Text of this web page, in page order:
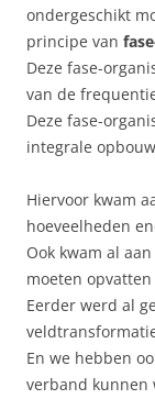
ondergeschikt
principe van
Deze fase-
van de
Deze fase-
integrale
Hiervoor kwam
hoeveelheden
Ook kwam al
moeten
Eerder werd al
En we hebben
verband kunnen